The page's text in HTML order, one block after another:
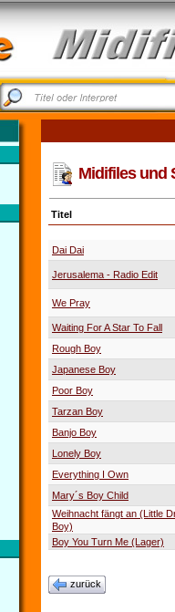
Midifiles und
Titel
Dai Dai
Jerusalema - Radio Edit
We Pray
Waiting For A Star To Fall
Rough Boy
Japanese Boy
Poor Boy
Tarzan Boy
Banjo Boy
Lonely Boy
Everything I Own
Mary´s Boy Child
Weihnacht fängt an (Little
Boy)
Boy You Turn Me (Lager)
zurück